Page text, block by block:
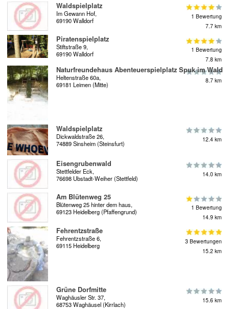
Waldspielplatz
Im Gewann Hof,
69190 Walldorf
1 Bewertung
7.7 km
Piratenspielplatz
Stiftstraße 9,
69190 Walldorf
1 Bewertung
7.8 km
Naturfreundehaus Abenteuerspielplatz Spuk im Wald
Heltenstraße 60a,
69181 Leimen (Mitte)
8.7 km
Waldspielplatz
Dickwaldstraße 26,
74889 Sinsheim (Steinsfurt)
12.4 km
Eisengrubenwald
Stettfelder Eck,
76698 Ubstadt-Weiher (Stettfeld)
14.0 km
Am Blütenweg 25
Blütenweg 25 hinter dem haus,
69123 Heidelberg (Pfaffengrund)
1 Bewertung
14.9 km
Fehrentzstraße
Fehrentzstraße 6,
69115 Heidelberg
3 Bewertungen
15.2 km
Grüne Dorfmitte
Waghäusler Str. 37,
68753 Waghäusel (Kirrlach)
15.6 km